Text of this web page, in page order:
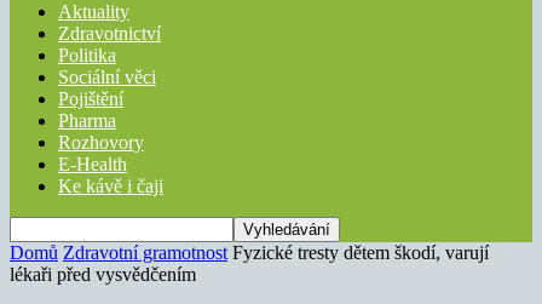
Aktuality
Zdravotnictví
Politika
Sociální věci
Pojištění
Pharma
Rozhovory
E-Health
Ke kávě i čaji
Domů Zdravotní gramotnost Fyzické tresty dětem škodí, varují
lékaři před vysvědčením